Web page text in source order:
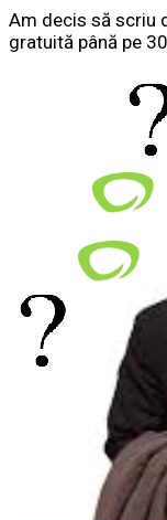
Am decis să scriu
gratuită până pe